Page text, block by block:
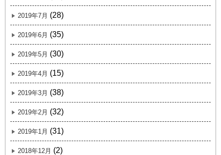
2019年7月 (28)
2019年6月 (35)
2019年5月 (30)
2019年4月 (15)
2019年3月 (38)
2019年2月 (32)
2019年1月 (31)
2018年12月 (2)